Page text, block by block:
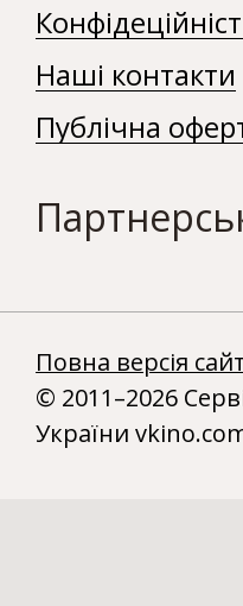
Наші контакти
Публічна
Повна версія
© 2011–2026
України